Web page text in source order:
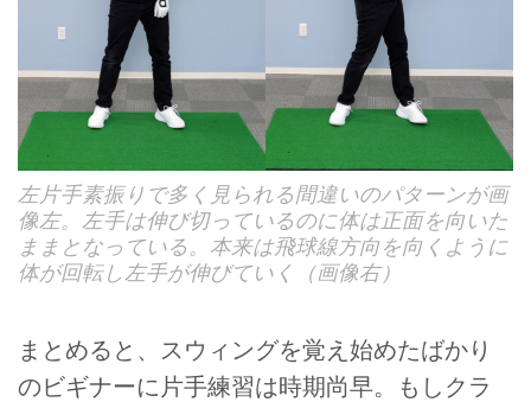
左片手素振りで多く見られる間違いのパターンが画
像左。左手は伸び切っているのに体は正面を向いた
ままとなっている。本来は飛球線方向を向くように
体が回転し左手が伸びていく（画像右）
まとめると、スウィングを覚え始めたばかり
のビギナーに片手練習は時期尚早。もしクラ